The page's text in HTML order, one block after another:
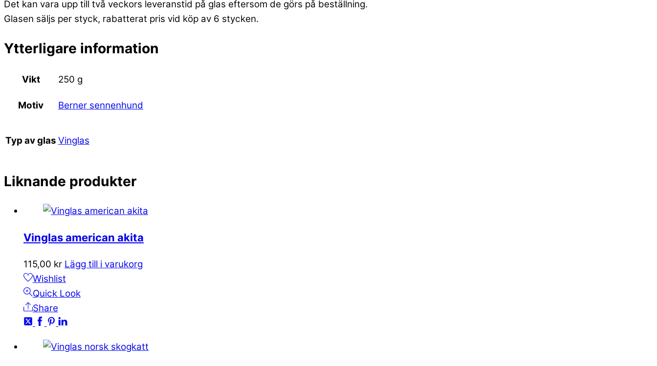
Det kan vara upp till två veckors leveranstid på glas eftersom de görs på beställning.
Glasen säljs per styck, rabatterat pris vid köp av 6 stycken.
Ytterligare information
Vikt 250 g
Motiv Berner sennenhund
Typ av glas Vinglas
Liknande produkter
Vinglas american akita
115,00 kr Lägg till i varukorg
Wishlist
Quick Look
Share